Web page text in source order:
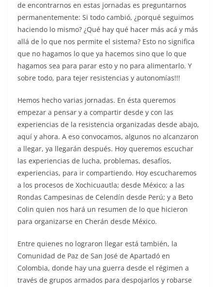
de encontrarnos en estas jornadas es preguntarnos
permanentemente: Si todo cambió, ¿porqué seguimos
haciendo lo mismo? ¿Qué hay qué hacer más acá y más
allá de lo que nos permite el sistema? Esto no significa
que no hagamos lo que ya hacemos sino que lo que
hagamos sea para parar esto y no para alimentarlo. Y
sobre todo, para tejer resistencias y autonomías!!!
Hemos hecho varias jornadas. En ésta queremos
empezar a pensar y a compartir desde y con las
experiencias de la resistencia organizadas desde abajo,
aquí y ahora. A eso convocamos, algunos no alcanzaron
a llegar, ya llegarán después. Hoy queremos escuchar
las experiencias de lucha, problemas, desafíos,
experiencias, para ir compartiendo. Hoy escucharemos
a los procesos de Xochicuautla; desde México; a las
Rondas Campesinas de Celendín desde Perú; y a Beto
Colin quien nos hará un resumen de lo que hicieron
para organizarse en Cherán desde México.
Entre quienes no lograron llegar está también, la
Comunidad de Paz de San José de Apartadó en
Colombia, donde hay una guerra desde el régimen a
través de grupos armados para despojarlos y robarse